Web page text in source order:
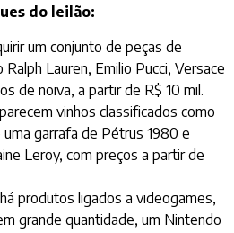
do leilão:
um conjunto de peças de
Lauren, Emilio Pucci, Versace
de noiva, a partir de R$ 10 mil.
vinhos classificados como
garrafa de Pétrus 1980 e
Leroy, com preços a partir de
produtos ligados a videogames,
grande quantidade, um Nintendo